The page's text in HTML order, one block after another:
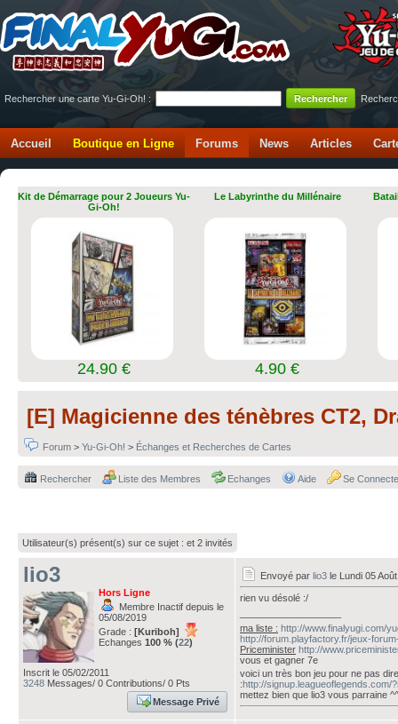
Rechercher une carte Yu-Gi-Oh! :
Accueil Boutique en Ligne Forums News Articles
Kit de Démarrage pour 2 Joueurs Yu-
Gi-Oh!
24.90 €
Le Labyrinthe du Millénaire
4.90 €
[E] Magicienne des ténèbres CT2,
Forum > Yu-Gi-Oh! > Échanges et Recherches de Cartes
Rechercher Liste des Membres Echanges Aide Se
Utilisateur(s) présent(s) sur ce sujet : et 2 invités
lio3
Hors Ligne
Membre Inactif depuis le
05/08/2019
Grade : [Kuriboh]
Echanges 100 % (22)
Inscrit le 05/02/2011
3248 Messages/ 0 Contributions/ 0 Pts
Message Privé
Envoyé par lio3 le Lundi 05
rien vu désolé :/
ma liste : http://www.finalyugi.com/
http://forum.playfactory.fr/jeux-
Priceminister http://
vous et gagner 7e
voici un très bon jeu pour ne pas
:http://signup.leagueoflegends.com/
mettez bien que lio3 vous parraine ^^